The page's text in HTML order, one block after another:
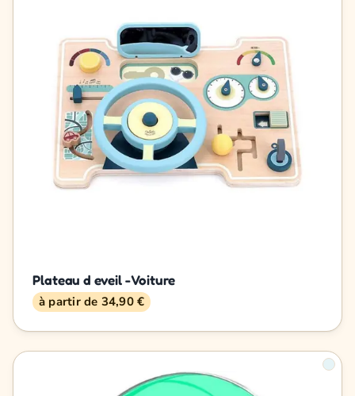
Plateau d eveil - Voiture
à partir de 34,90 €